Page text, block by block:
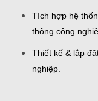
Tích hợp hệ
thông công
Thiết kế & lắp
nghiệp.